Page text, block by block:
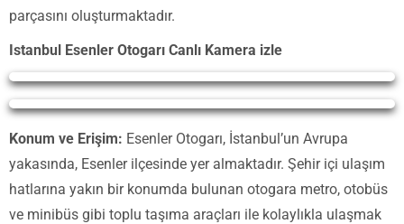
parçasını oluşturmaktadır.
Istanbul Esenler Otogarı Canlı Kamera izle
Yayın Yükleniyor...
Yayın Yükleniyor...
Konum ve Erişim: Esenler Otogarı, İstanbul’un Avrupa
yakasında, Esenler ilçesinde yer almaktadır. Şehir içi ulaşım
hatlarına yakın bir konumda bulunan otogara metro, otobüs
ve minibüs gibi toplu taşıma araçları ile kolaylıkla ulaşmak